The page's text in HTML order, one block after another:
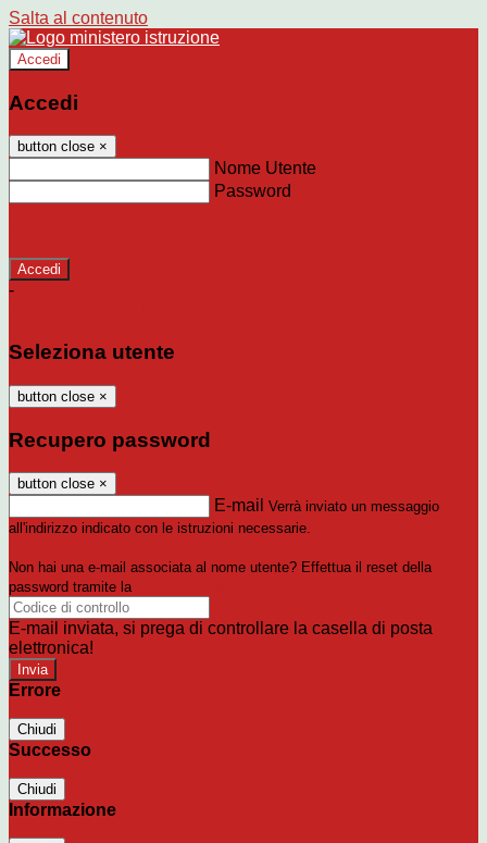
Salta al contenuto
Accedi
Accedi
button close ×
Nome Utente
Password
-
Seleziona utente
button close ×
Recupero password
button close ×
E-mail Verrà inviato un messaggio
all'indirizzo indicato con le istruzioni necessarie.
Non hai una e-mail associata al nome utente? Effettua il reset della
password tramite la
E-mail inviata, si prega di controllare la casella di posta
elettronica!
Errore
Chiudi
Successo
Chiudi
Informazione